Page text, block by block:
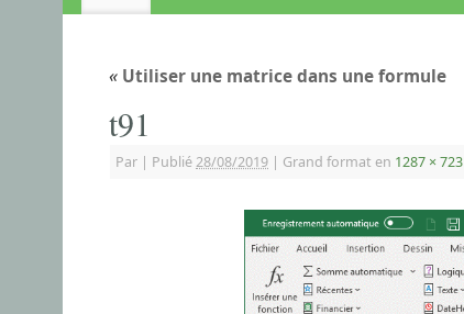
« Utiliser une matrice dans une formule
t91
Par | Publié28/08/2019 | Grand format en 1287 × 723